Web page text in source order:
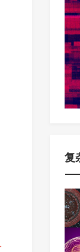
复